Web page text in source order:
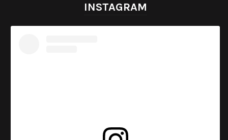
INSTAGRAM